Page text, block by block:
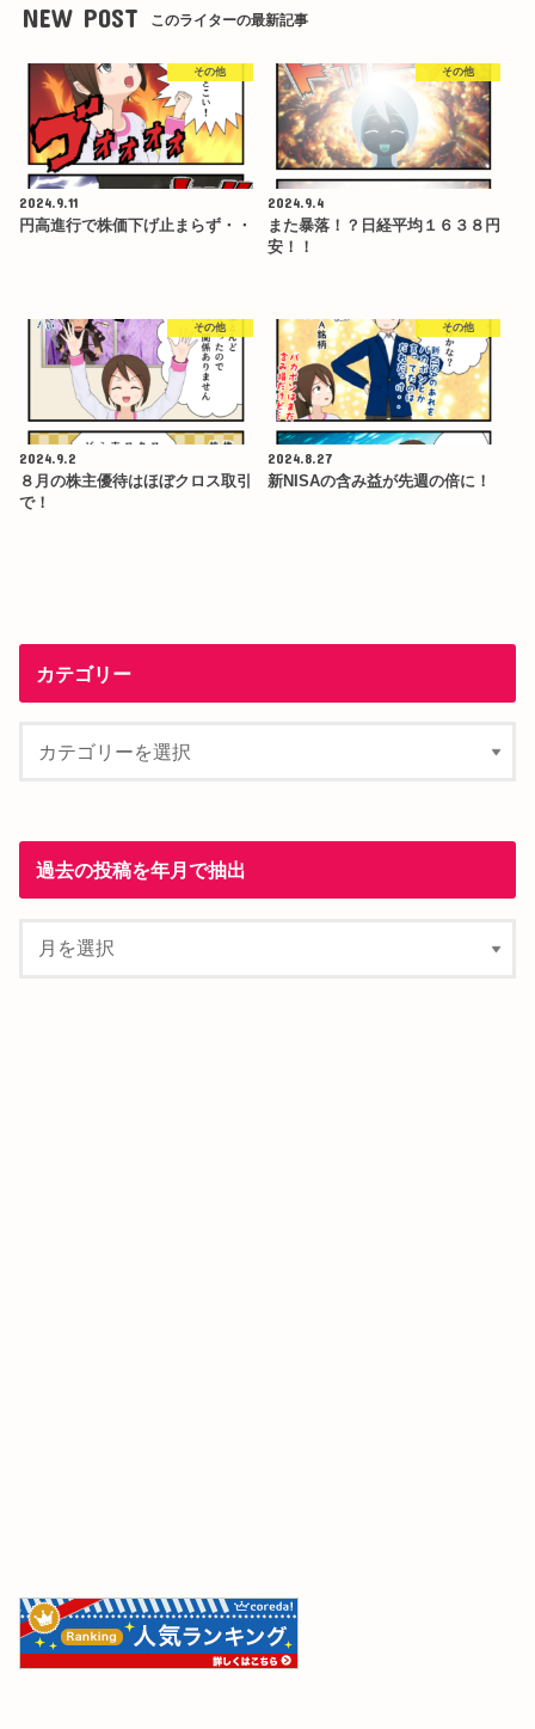
NEW POST このライターの最新記事
その他
2024.9.11
円高進行で株価下げ止まらず・・
その他
2024.9.4
また暴落！？日経平均１６３８円
安！！
その他
2024.9.2
８月の株主優待はほぼクロス取引
で！
その他
2024.8.27
新NISAの含み益が先週の倍に！
カテゴリー
過去の投稿を年月で抽出